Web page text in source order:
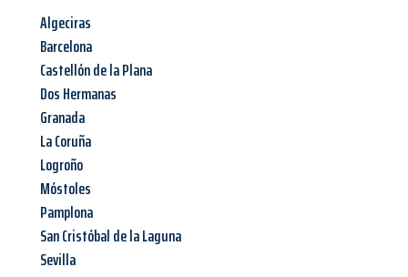
Algeciras
Barcelona
Castellón de la Plana
Dos Hermanas
Granada
La Coruña
Logroño
Móstoles
Pamplona
San Cristóbal de la Laguna
Sevilla